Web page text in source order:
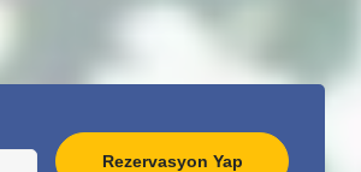
Rezervasyon Yap